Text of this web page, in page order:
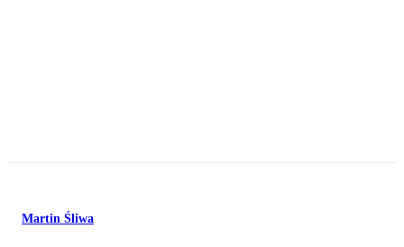
Martin Śliwa